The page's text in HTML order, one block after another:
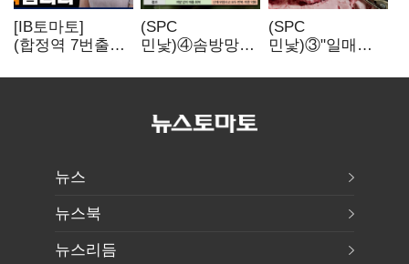
[IB토마토]
(합정역 7번출구)
K조선 뜬다
(SPC
민낯)④솜방망이
식품위생법 위반
(SPC
민낯)③"일매출
수익 제자리"…
뉴스
뉴스북
뉴스리듬